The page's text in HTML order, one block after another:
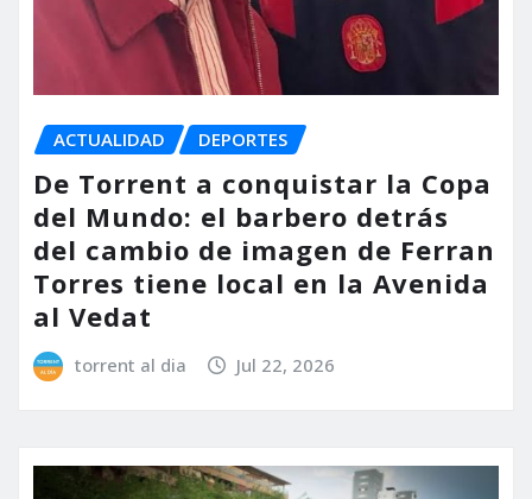
ACTUALIDAD DEPORTES
De Torrent a conquistar la Copa
del Mundo: el barbero detrás
del cambio de imagen de Ferran
Torres tiene local en la Avenida
al Vedat
torrent al dia Jul 22, 2026